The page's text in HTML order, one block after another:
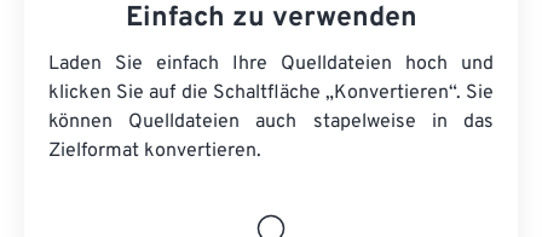
Einfach zu verwenden
Laden Sie einfach Ihre Quelldateien hoch und
klicken Sie auf die Schaltfläche „Konvertieren“. Sie
können Quelldateien auch stapelweise in das
Zielformat konvertieren.